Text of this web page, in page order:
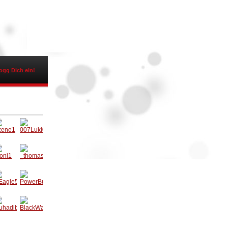
Dich ein!
007Luki
007
_thoma
ss_
PowerB
uller